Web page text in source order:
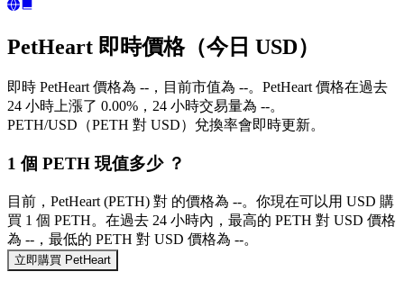
PetHeart 即時價格（今日 USD）
即時 PetHeart 價格為 --，目前市值為 --。PetHeart 價格在過去
24 小時上漲了 0.00%，24 小時交易量為 --。
PETH/USD（PETH 對 USD）兌換率會即時更新。
1 個 PETH 現值多少 ？
目前，PetHeart (PETH) 對 的價格為 --。你現在可以用 USD 購
買 1 個 PETH。在過去 24 小時內，最高的 PETH 對 USD 價格
為 --，最低的 PETH 對 USD 價格為 --。
立即購買 PetHeart